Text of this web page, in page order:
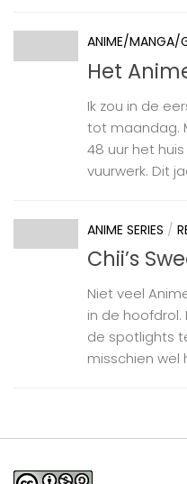
ANIME/MANGA/
Het
Ik zou in de
tot maandag.
48 uur het
vuurwerk. Dit
ANIME SERIES /
Chii’s
Niet veel
in de
de spotlights
misschien wel